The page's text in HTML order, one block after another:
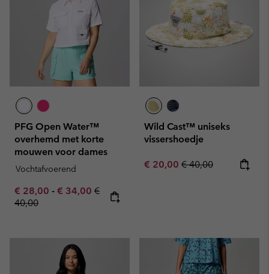
PFG Open Water™
overhemd met korte
mouwen voor dames
Vochtafvoerend
Minimum sale price:
€ 28,00 - Maximum sale price:
€ 34,00 Regular price:
€
40,00
Wild Cast™ uniseks
vissershoedje
Sale price:
€ 20,00 Regular price:
€ 40,00